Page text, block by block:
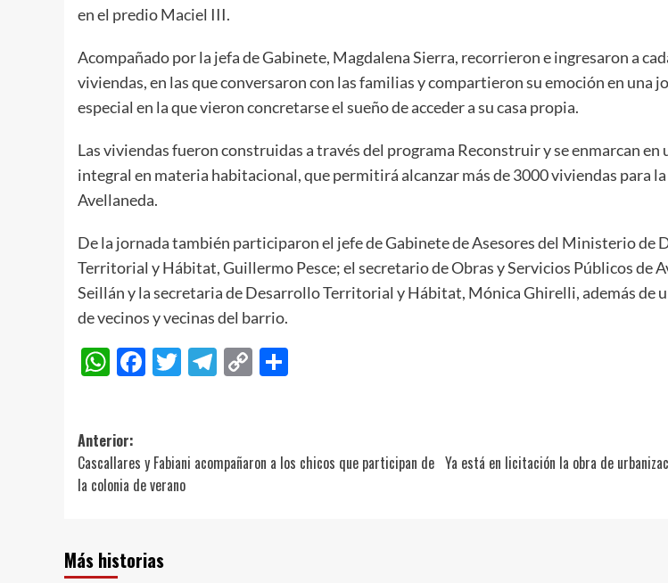
en el predio Maciel III.
Acompañado por la jefa de Gabinete, Magdalena Sierra, recorrieron e ingresaron a
viviendas, en las que conversaron con las familias y compartieron su emoción en una
especial en la que vieron concretarse el sueño de acceder a su casa propia.
Las viviendas fueron construidas a través del programa Reconstruir y se enmarcan en
integral en materia habitacional, que permitirá alcanzar más de 3000 viviendas para
Avellaneda.
De la jornada también participaron el jefe de Gabinete de Asesores del Ministerio de
Territorial y Hábitat, Guillermo Pesce; el secretario de Obras y Servicios Públicos de
Seillán y la secretaria de Desarrollo Territorial y Hábitat, Mónica Ghirelli, además de
de vecinos y vecinas del barrio.
WhatsApp
Facebook
Twitter
Telegram
Copy
Navegación
de
entradas
Anterior:
Cascallares y Fabiani acompañaron a los chicos que participan de
la colonia de verano
Ya está en licitación la obra de
Más historias